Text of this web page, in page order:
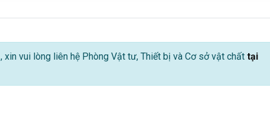
, xin vui lòng liên hệ Phòng Vật tư, Thiết bị và Cơ sở vật chất tại